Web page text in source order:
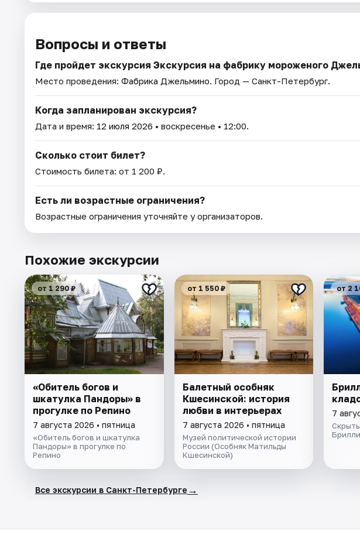
Вопросы и ответы
Где пройдет экскурсия Экскурсия на фабрику мороженого
Место проведения: Фабрика Джельмино. Город — Санкт-Петербург.
Когда запланирован экскурсия?
Дата и время: 12 июля 2026 • воскресенье • 12:00.
Сколько стоит билет?
Стоимость билета: от 1 200 ₽.
Есть ли возрастные ограничения?
Возрастные ограничения уточняйте у организаторов.
Похожие экскурсии
от 1 290 ₽
«Обитель богов и
шкатулка Пандоры» в
прогулке по Репино
7 августа 2026 • пятница
«Обитель богов и шкатулка
Пандоры» в прогулке по
Репино
от 1 550 ₽
Балетный особняк
Кшесинской: история
любви в интерьерах
7 августа 2026 • пятница
Музей политической истории
России (Особняк Матильды
Кшесинской)
от 2
7
Все экскурсии в Санкт-Петербурге →